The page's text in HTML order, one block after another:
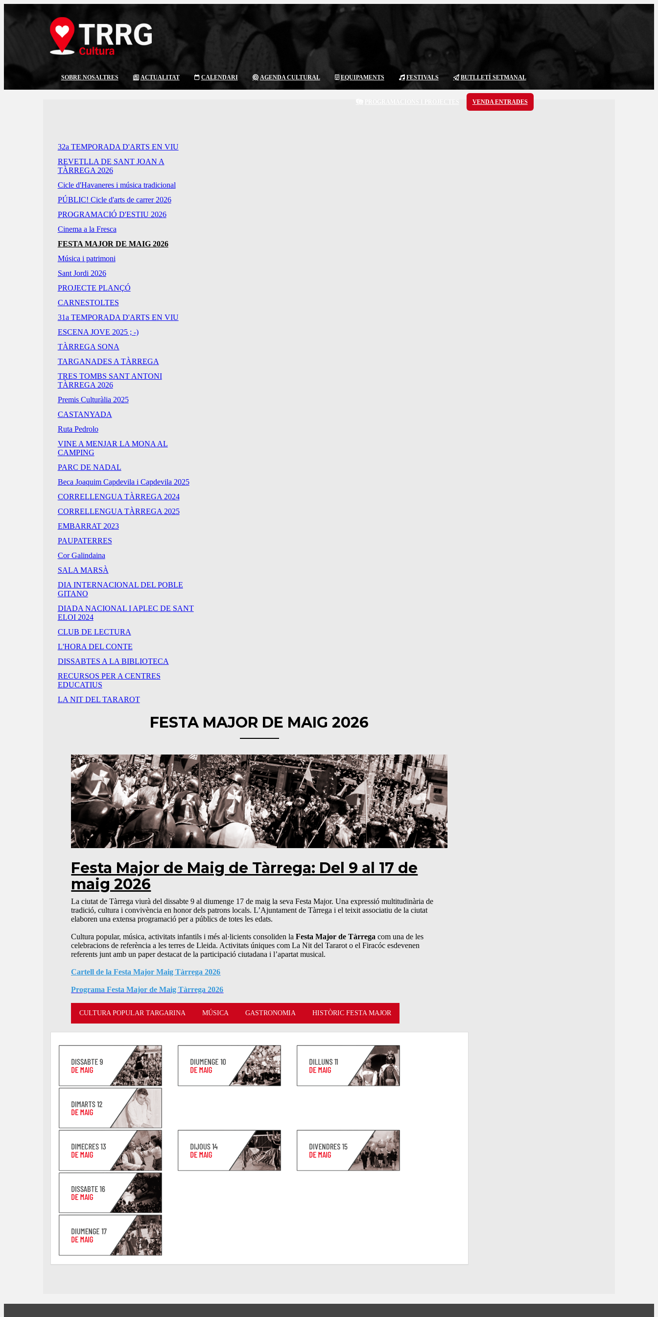
SOBRE NOSALTRES ACTUALITAT CALENDARI AGENDA CULTURAL EQUIPAMENTS FESTIVALS BUTLLETÍ SETMANAL
VENDA ENTRADES
32a TEMPORADA D'ARTS EN VIU
REVETLLA DE SANT JOAN A
TÀRREGA 2026
Cicle d'Havaneres i música tradicional
PÚBLIC! Cicle d'arts de carrer 2026
PROGRAMACIÓ D'ESTIU 2026
Cinema a la Fresca
FESTA MAJOR DE MAIG 2026
Música i patrimoni
Sant Jordi 2026
PROJECTE PLANÇÓ
CARNESTOLTES
31a TEMPORADA D'ARTS EN VIU
ESCENA JOVE 2025 ; -)
TÀRREGA SONA
TARGANADES A TÀRREGA
TRES TOMBS SANT ANTONI
TÀRREGA 2026
Premis Culturàlia 2025
CASTANYADA
Ruta Pedrolo
VINE A MENJAR LA MONA AL
CAMPING
PARC DE NADAL
Beca Joaquim Capdevila i Capdevila 2025
CORRELLENGUA TÀRREGA 2024
CORRELLENGUA TÀRREGA 2025
EMBARRAT 2023
PAUPATERRES
Cor Galindaina
SALA MARSÀ
DIA INTERNACIONAL DEL POBLE
GITANO
DIADA NACIONAL I APLEC DE SANT
ELOI 2024
CLUB DE LECTURA
L'HORA DEL CONTE
DISSABTES A LA BIBLIOTECA
RECURSOS PER A CENTRES
EDUCATIUS
LA NIT DEL TARAROT
FESTA MAJOR DE MAIG 2026
Festa Major de Maig de Tàrrega: Del 9 al 17 de
maig 2026
La ciutat de Tàrrega viurà del dissabte 9 al diumenge 17 de maig la seva Festa Major. Una expressió multitudinària de
tradició, cultura i convivència en honor dels patrons locals. L’Ajuntament de Tàrrega i el teixit associatiu de la ciutat
elaboren una extensa programació per a públics de totes les edats.
Cultura popular, música, activitats infantils i més al·licients consoliden laFesta Major de Tàrrega com una de les
celebracions de referència a les terres de Lleida. Activitats úniques com La Nit del Tararot o el Firacóc esdevenen
referents junt amb un paper destacat de la participació ciutadana i l’apartat musical.
Cartell de la Festa Major Maig Tàrrega 2026
Programa Festa Major de Maig Tàrrega 2026
CULTURA POPULAR TARGARINA MÚSICA GASTRONOMIA HISTÒRIC FESTA MAJOR